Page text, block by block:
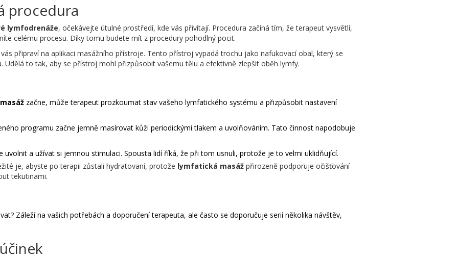
procedura
lymfodrenáže, očekávejte útulné prostředí, kde vás přivítají. Procedura začíná tím, že terapeut vysvětlí,
celému procesu. Díky tomu budete mít z procedury pohodlný pocit.
připraví na aplikaci masážního přístroje. Tento přístroj vypadá trochu jako nafukovací obal, který se
Udělá to tak, aby se přístroj mohl přizpůsobit vašemu tělu a efektivně zlepšit oběh lymfy.
začne, může terapeut prozkoumat stav vašeho lymfatického systému a přizpůsobit nastavení
programu začne jemně masírovat kůži periodickými tlakem a uvolňováním. Tato činnost napodobuje
uvolnit a užívat si jemnou stimulaci. Spousta lidí říká, že při tom usnuli, protože je to velmi uklidňující.
je, abyste po terapii zůstali hydratovaní, protože lymfatická masáž přirozeně podporuje očišťování
tekutinami.
Záleží na vašich potřebách a doporučení terapeuta, ale často se doporučuje serií několika návštěv,